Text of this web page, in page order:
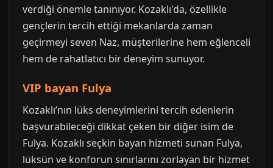
verdiği önemle tanınıyor. Kozaklı'da, özellikle
gençlerin tercih ettiği mekanlarda zaman
geçirmeyi seven Naz, müşterilerine hem eğlenceli
hem de rahatlatıcı bir deneyim sunuyor.
VIP bayan Fulya
Kozaklı’nın lüks deneyimlerini tercih edenlerin
başvurabileceği dikkat çeken bir diğer isim de
Fulya. Kozaklı seçkin bayan hizmeti sunan Fulya,
lüksün ve konforun sınırlarını zorlayan bir hizmet